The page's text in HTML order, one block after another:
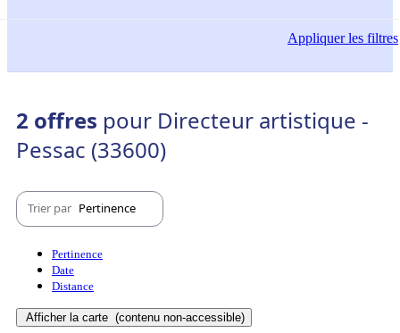
Appliquerles filtres
2 offres pour Directeur artistique -
Pessac (33600)
Trier par Pertinence
Pertinence
Date
Distance
Afficher la carte (contenu non-accessible)